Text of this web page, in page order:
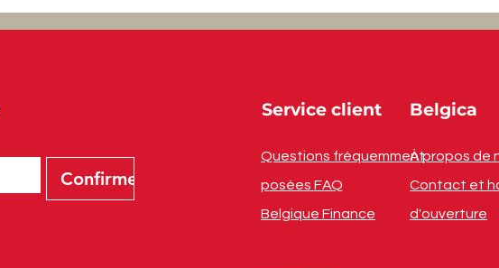
Confirmer
Service client
Questions fréquemment
posées FAQ
Belgique Finance
Belgica
À propos de
Contact et
d'ouverture